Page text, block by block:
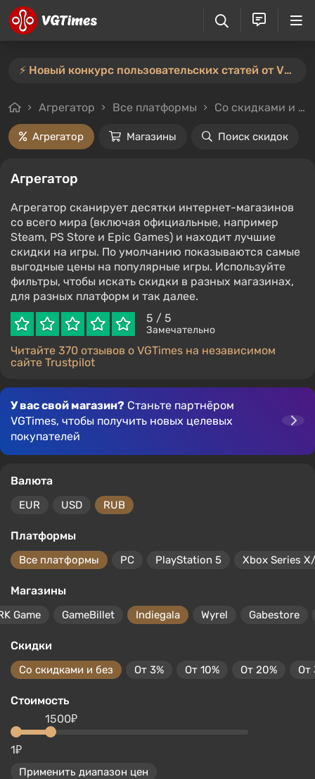
⚡️ Новый конкурс пользовательских статей от VGTimes — участвуйте тут ⚡️
Агрегатор Все платформы Со скидками и без
Агрегатор Магазины Поиск скидок
Агрегатор
Агрегатор сканирует десятки интернет-магазинов
со всего мира (включая официальные, например
Steam, PS Store и Epic Games) и находит лучшие
скидки на игры. По умолчанию показываются самые
выгодные цены на популярные игры. Используйте
фильтры, чтобы искать скидки в разных магазинах,
для разных платформ и так далее.
5 / 5
Замечательно
Читайте 370 отзывов о VGTimes на независимом
сайте Trustpilot
У вас свой магазин? Станьте партнёром
VGTimes, чтобы получить новых целевых
покупателей
Валюта
EUR USD RUB
Платформы
Все платформы PC PlayStation 5 Xbox Series
Магазины
Game GameBillet Indiegala Wyrel Gabestore
Скидки
Со скидками и без От 3% От 10% От 20% От
Стоимость
1₽
1500₽
Применить диапазон цен